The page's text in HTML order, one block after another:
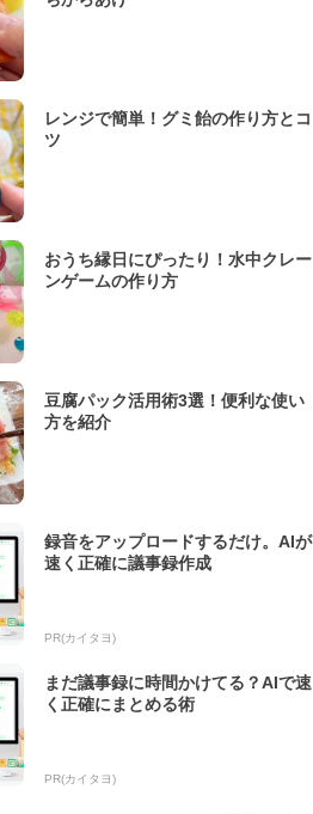
レンジで簡単！グミ飴の作り方とコ
ツ
おうち縁日にぴったり！水中クレー
ンゲームの作り方
豆腐パック活用術3選！便利な使い
方を紹介
録音をアップロードするだけ。AIが
速く正確に議事録作成
PR(カイタヨ)
まだ議事録に時間かけてる？AIで速
く正確にまとめる術
PR(カイタヨ)